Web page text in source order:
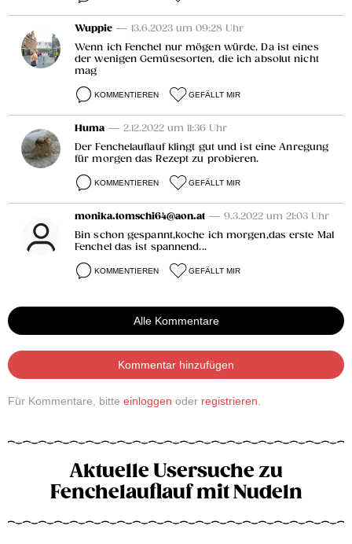
Wuppie — 13.6.2023 um 09:28 Uhr
Wenn ich Fenchel nur mögen würde. Da ist eines
der wenigen Gemüsesorten, die ich absolut nicht
mag
KOMMENTIEREN GEFÄLLT MIR
Huma — 2.12.2022 um 11:36 Uhr
Der Fenchelauflauf klingt gut und ist eine Anregung
für morgen das Rezept zu probieren.
KOMMENTIEREN GEFÄLLT MIR
monika.tomschi64@aon.at — 9.3.2022 um 21:03 Uhr
Bin schon gespannt,koche ich morgen,das erste Mal
Fenchel das ist spannend...
KOMMENTIEREN GEFÄLLT MIR
Alle Kommentare
Kommentar hinzufügen
Für Kommentare, bitte einloggen oder registrieren
Aktuelle Usersuche zu
Fenchelauflauf mit Nudeln